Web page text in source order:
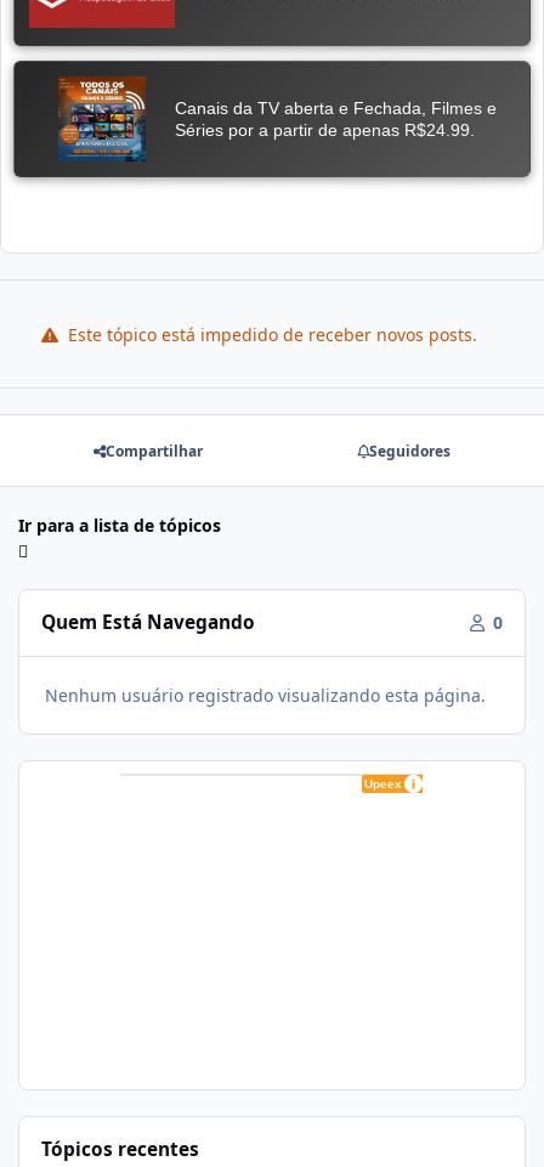
Este tópico está impedido de receber novos posts.
Compartilhar Seguidores
Ir para a lista de tópicos
Quem Está Navegando 0
Nenhum usuário registrado visualizando esta página.
Tópicos recentes